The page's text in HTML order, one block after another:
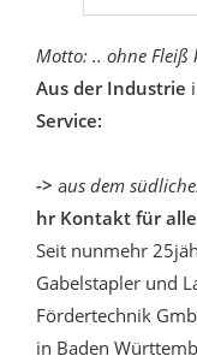
Motto: .. ohne Fleiß
Aus der Industrie i
Service:
-> aus dem
hr Kontakt für
Seit nunmehr
Gabelstapler und
Fördertechnik
in Baden